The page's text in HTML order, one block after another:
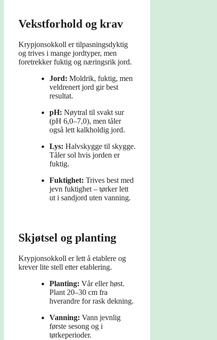
Vekstforhold og krav
Krypjonsokkoll er tilpasningsdyktig
og trives i mange jordtyper, men
foretrekker fuktig og næringsrik jord.
Jord: Moldrik, fuktig, men
veldrenert jord gir best
resultat.
pH: Nøytral til svakt sur
(pH 6,0–7,0), men tåler
også lett kalkholdig jord.
Lys: Halvskygge til skygge.
Tåler sol hvis jorden er
fuktig.
Fuktighet: Trives best med
jevn fuktighet – tørker lett
ut i sandjord uten vanning.
Skjøtsel og planting
Krypjonsokkoll er lett å etablere og
krever lite stell etter etablering.
Planting: Vår eller høst.
Plant 20–30 cm fra
hverandre for rask dekning.
Vanning: Vann jevnlig
første sesong og i
tørkeperioder.